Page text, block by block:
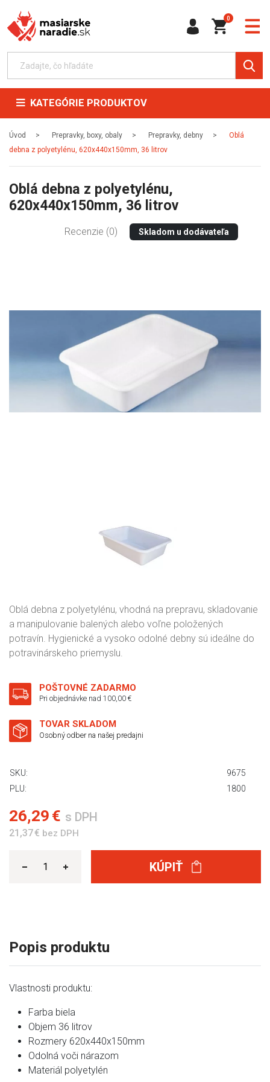
0
KATEGÓRIE PRODUKTOV
Úvod Prepravky, boxy, obaly Prepravky, debny
Oblá
debna z polyetylénu, 620x440x150mm, 36 litrov
Oblá debna z polyetylénu,
620x440x150mm, 36 litrov
Recenzie (0) Skladom u dodávateľa
Oblá debna z polyetylénu, vhodná na prepravu, skladovanie
a manipulovanie balených alebo voľne položených
potravín. Hygienické a vysoko odolné debny sú ideálne do
potravinárskeho priemyslu.
POŠTOVNÉ ZADARMO
Pri objednávke nad 100,00 €
TOVAR SKLADOM
Osobný odber na našej predajni
SKU:
9675
PLU:
1800
26,29 € s DPH
21,37 € bez DPH
KÚPIŤ
Popis produktu
Vlastnosti produktu:
Farba biela
Objem 36 litrov
Rozmery 620x440x150mm
Odolná voči nárazom
Materiál polyetylén